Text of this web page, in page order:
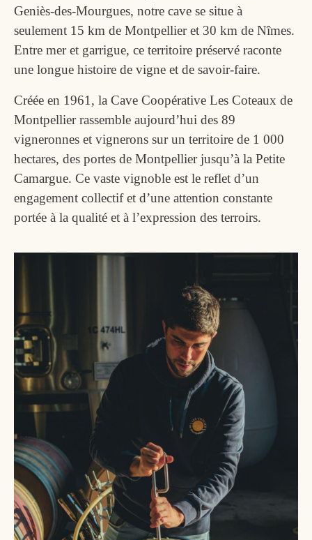
Geniès-des-Mourgues, notre cave se situe à
seulement 15 km de Montpellier et 30 km de Nîmes.
Entre mer et garrigue, ce territoire préservé raconte
une longue histoire de vigne et de savoir-faire.
Créée en 1961, la Cave Coopérative Les Coteaux de
Montpellier rassemble aujourd’hui des 89
vigneronnes et vignerons sur un territoire de 1 000
hectares, des portes de Montpellier jusqu’à la Petite
Camargue. Ce vaste vignoble est le reflet d’un
engagement collectif et d’une attention constante
portée à la qualité et à l’expression des terroirs.